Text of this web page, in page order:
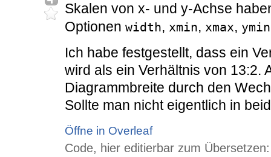
Skalen von x- und y-Achse
Optionen width, xmin, xmax, ymin
Ich habe festgestellt, dass ein
wird als ein Verhältnis von 13:2.
Diagrammbreite durch den
Sollte man nicht eigentlich in
Öffne in Overleaf
Code, hier editierbar zum Übersetzen: